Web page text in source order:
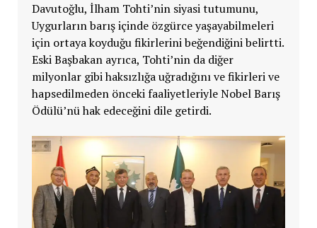
Davutoğlu, İlham Tohti’nin siyasi tutumunu,
Uygurların barış içinde özgürce yaşayabilmeleri
için ortaya koyduğu fikirlerini beğendiğini belirtti.
Eski Başbakan ayrıca, Tohti’nin da diğer
milyonlar gibi haksızlığa uğradığını ve fikirleri ve
hapsedilmeden önceki faaliyetleriyle Nobel Barış
Ödülü’nü hak edeceğini dile getirdi.